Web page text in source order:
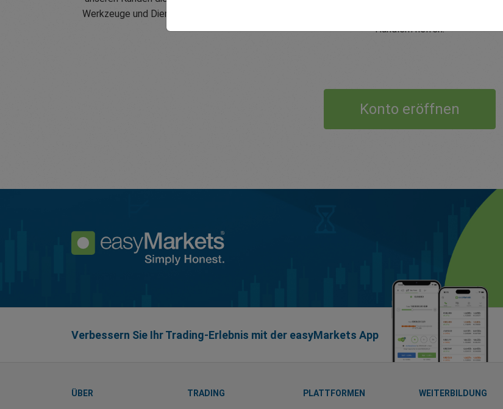
Werkzeuge und Dienstleistungen anzubieten.
Händlern helfen.
Konto eröffnen
Verbessern Sie Ihr Trading-Erlebnis mit der easyMarkets App
ÜBER TRADING PLATTFORMEN WEITERBILDUNG